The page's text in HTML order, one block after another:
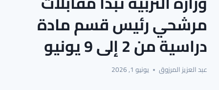
مرشحي رئيس قسم مادة
دراسية من 2 إلى 9 يونيو
عبد العزيز المرزوق يونيو 1, 2026